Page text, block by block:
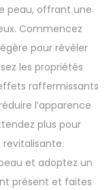
peau, offrant une
Commencez
pour révéler
les propriétés
raffermissants
l’apparence
plus pour
et adoptez un
présent et faites